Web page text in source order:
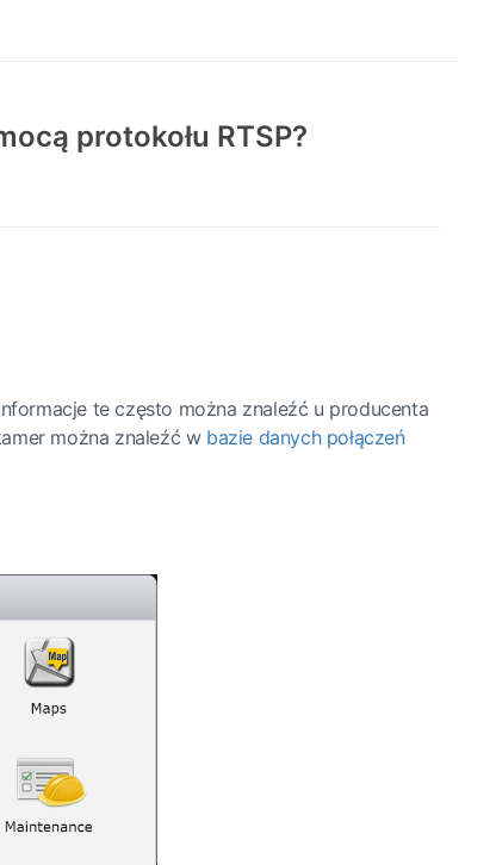
protokołu RTSP?
te często można znaleźć u producenta
można znaleźć w bazie danych połączeń